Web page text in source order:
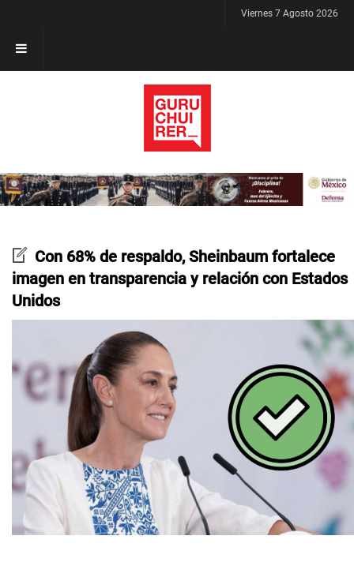
Viernes 7 Agosto 2026
Con 68% de respaldo, Sheinbaum fortalece
imagen en transparencia y relación con Estados
Unidos